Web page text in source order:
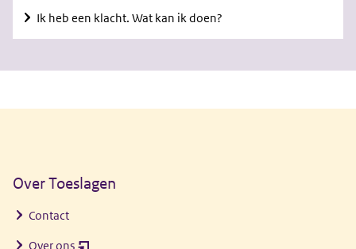
Ik heb een klacht. Wat kan ik doen?
Over Toeslagen
Contact
Over ons